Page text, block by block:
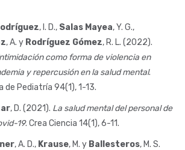
, I. D., Salas Mayea, Y. G.,
, A. y Rodríguez Gómez, R. L. (2022).
como forma de violencia en
y repercusión en la salud mental.
de Pediatría 94(1), 1-13.
, D. (2021). La salud mental del personal de
19. Crea Ciencia 14(1), 6-11.
, A. D., Krause, M. y Ballesteros, M. S.